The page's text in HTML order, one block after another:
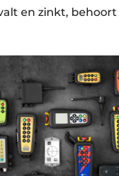
en zinkt,